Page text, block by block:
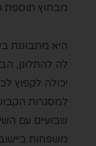
מבחוץ תוספת
היא מתבוננת
יכולה לקפוץ
למסגרות
שבועיים עם
משפחות